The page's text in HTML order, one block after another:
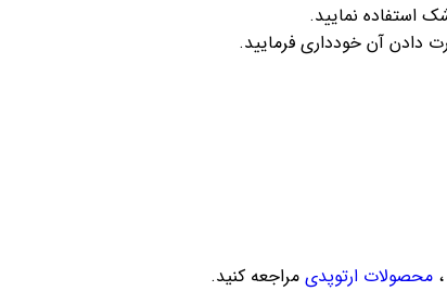
استفاده نمایید.
دادن آن خودداری فرمایید.
، محصولات ارتوپدی مراجعه کنید.